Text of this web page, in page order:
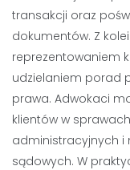
transakcji oraz
dokumentów. Z kolei
reprezentowaniem
udzielaniem porad
prawa. Adwokaci
klientów w
administracyjnych i
sądowych. W